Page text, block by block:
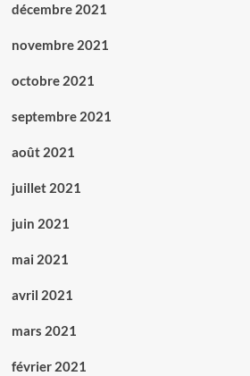
décembre 2021
novembre 2021
octobre 2021
septembre 2021
août 2021
juillet 2021
juin 2021
mai 2021
avril 2021
mars 2021
février 2021